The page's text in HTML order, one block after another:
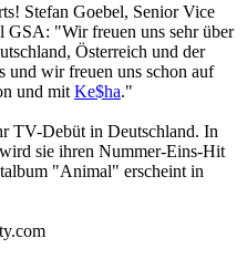
Stefan Goebel, Senior Vice
GSA: "Wir freuen uns sehr über
Österreich und der
wir freuen uns schon auf
und mit Ke$ha."
TV-Debüt in Deutschland. In
sie ihren Nummer-Eins-Hit
"Animal" erscheint in